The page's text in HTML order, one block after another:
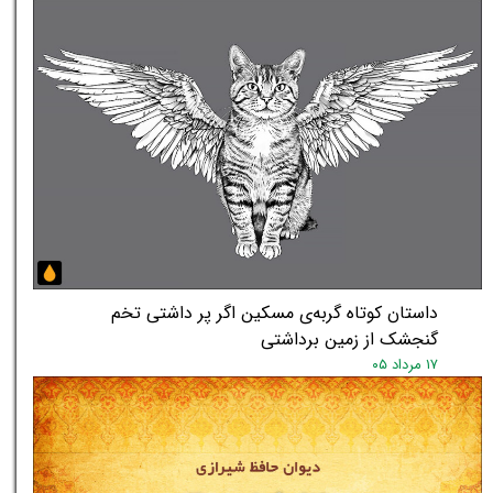
داستان کوتاه گربه‌ی مسکین اگر پر داشتی تخم
گنجشک از زمین برداشتی
۱۷ مرداد ۰۵